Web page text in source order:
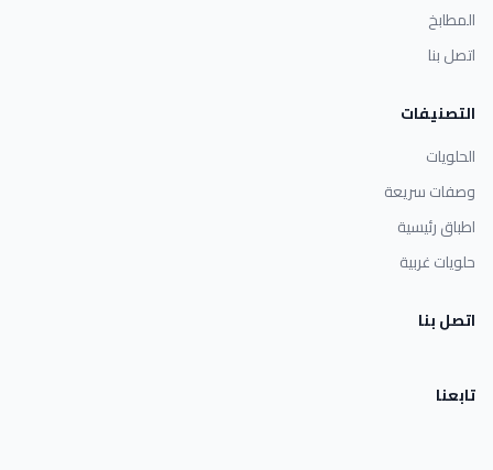
المطابخ
اتصل بنا
التصنيفات
الحلويات
وصفات سريعة
اطباق رئيسية
حلويات غربية
اتصل بنا
تابعنا